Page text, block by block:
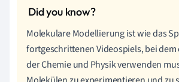
Molekulare Modellierung ist wie das
fortgeschrittenen Videospiels, bei dem
der Chemie und Physik verwenden